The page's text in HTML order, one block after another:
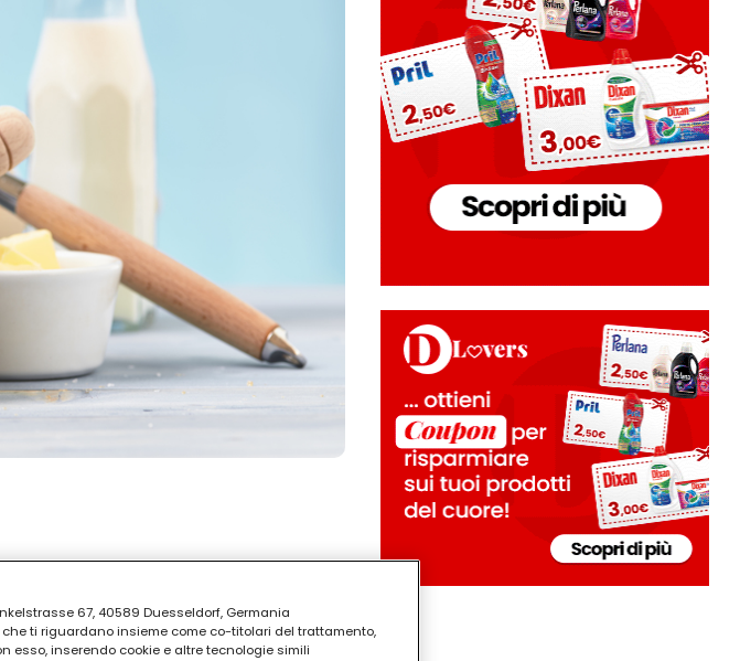
67, 40589 Duesseldorf, Germania
che ti riguardano insieme come co-titolari del trattamento,
esso, inserendo cookie e altre tecnologie simili